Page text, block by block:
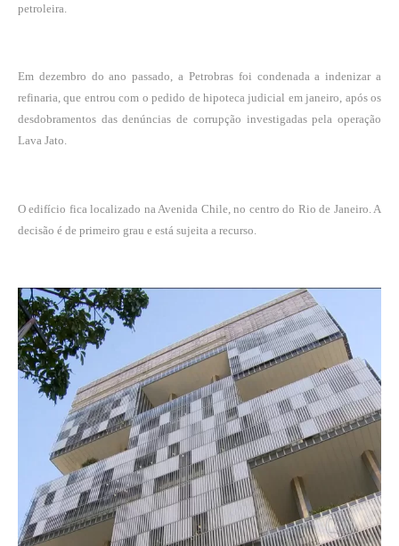
petroleira.
Em dezembro do ano passado, a Petrobras foi condenada a indenizar a
refinaria, que entrou com o pedido de hipoteca judicial em janeiro, após os
desdobramentos das denúncias de corrupção investigadas pela operação
Lava Jato.
O edifício fica localizado na Avenida Chile, no centro do Rio de Janeiro. A
decisão é de primeiro grau e está sujeita a recurso.